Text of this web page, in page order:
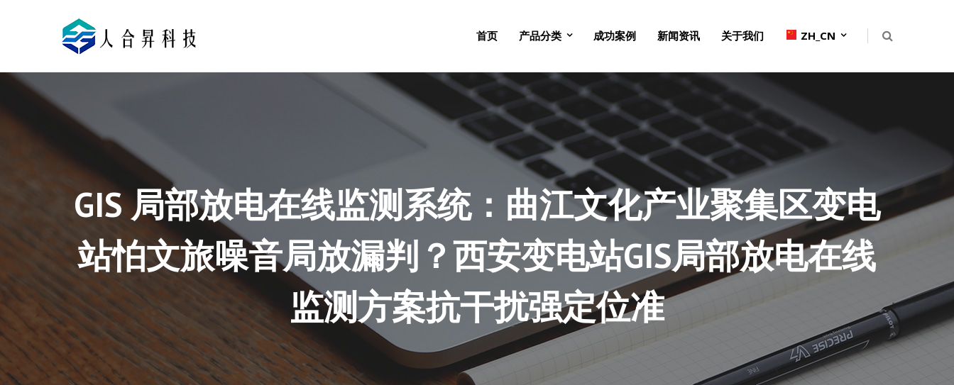
首页 产品分类 成功案例 新闻资讯 关于我们 ZH_CN
GIS 局部放电在线监测系统：曲江文化产业聚集区变电
站怕文旅噪音局放漏判？西安变电站GIS局部放电在线
监测方案抗干扰强定位准